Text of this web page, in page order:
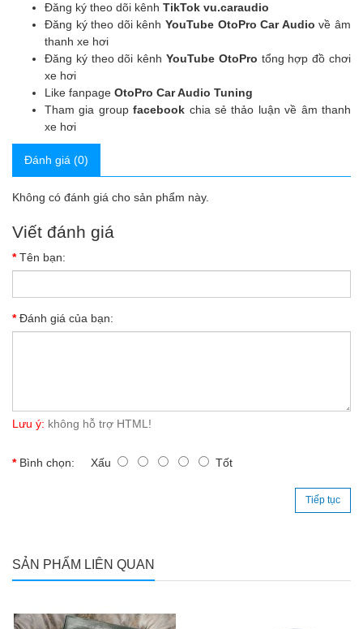
Đăng ký theo dõi kênh TikTok vu.caraudio
Đăng ký theo dõi kênh YouTube OtoPro Car Audio về âm
thanh xe hơi
Đăng ký theo dõi kênh YouTube OtoPro tổng hợp đồ chơi
xe hơi
Like fanpage OtoPro Car Audio Tuning
Tham gia groupfacebook chia sẻ thảo luận về âm thanh
xe hơi
Đánh giá (0)
Không có đánh giá cho sản phẩm này.
Viết đánh giá
Tên bạn:
Đánh giá của bạn:
Lưu ý: không hỗ trợ HTML!
Bình chọn: Xấu Tốt
Tiếp tục
SẢN PHẨM LIÊN QUAN